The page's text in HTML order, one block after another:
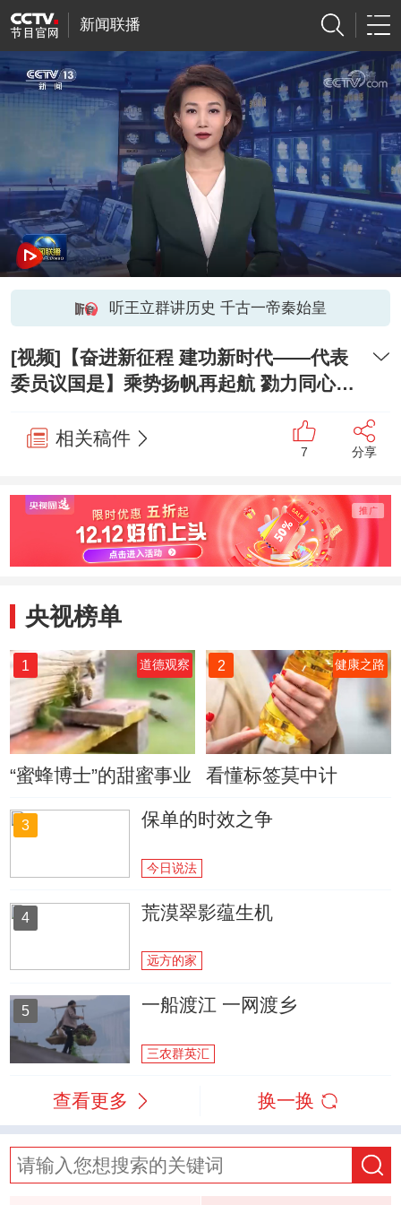
新闻联播
听王立群讲历史 千古一帝秦始皇
[视频]【奋进新征程 建功新时代——代表
委员议国是】乘势扬帆再起航 勠力同心谋
相关稿件
7 分享
央视榜单
1 道德观察
“蜜蜂博士”的甜蜜事业
2 健康之路
看懂标签莫中计
3 保单的时效之争
今日说法
4 荒漠翠影蕴生机
远方的家
5 一船渡江 一网渡乡
三农群英汇
查看更多 换一换